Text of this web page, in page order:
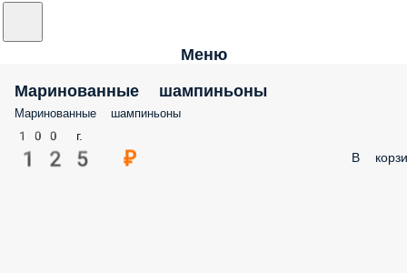
Меню
Маринованные шампиньоны
Маринованные шампиньоны
100 г.
125 ₽ В